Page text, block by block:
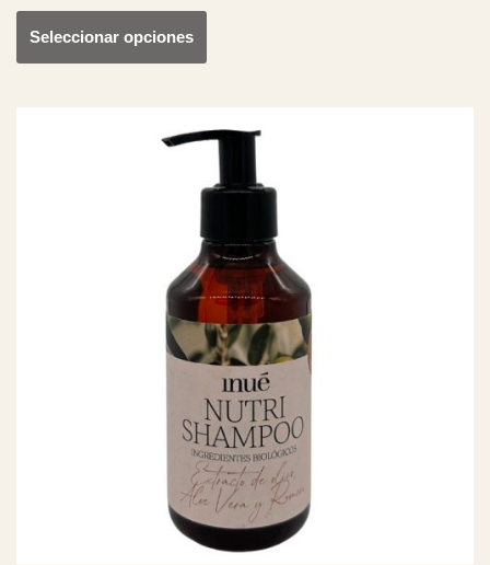
Seleccionar opciones